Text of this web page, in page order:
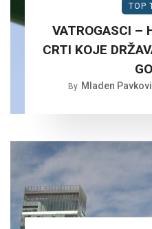
TOP
VATROGASCI –
CRTI KOJE
By Mladen